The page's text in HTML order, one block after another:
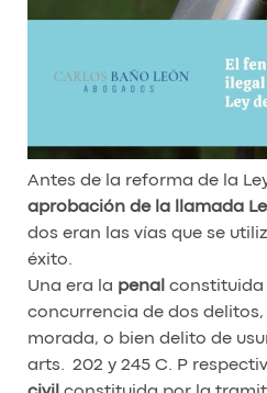
Antes de la reforma de la
aprobación de la llamada
dos eran las vías que se
éxito.
Una era la penal constituida
concurrencia de dos
morada, o bien delito de
arts. 202 y 245 C. P